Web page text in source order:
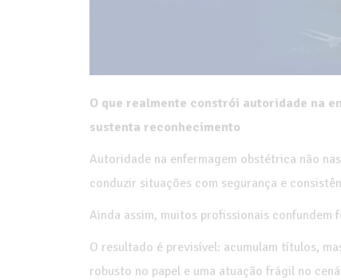
O que realmente constrói autoridade na
sustenta reconhecimento
Autoridade na enfermagem obstétrica não
conduzir situações com segurança e
Ainda assim, muitos profissionais
O resultado é previsível: acumulam títulos,
robusto no papel e uma atuação frágil no